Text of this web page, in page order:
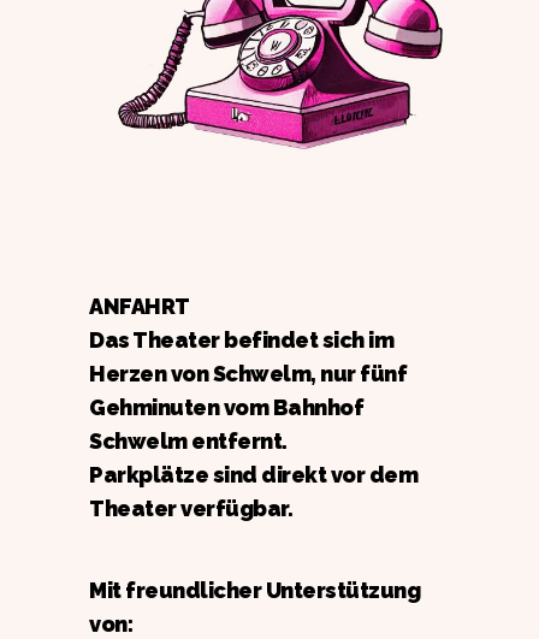
ANFAHRT
Das Theater befindet sich im
Herzen von Schwelm, nur fünf
Gehminuten vom Bahnhof
Schwelm entfernt.
Parkplätze sind direkt vor dem
Theater verfügbar.
Mit freundlicher Unterstützung
von: